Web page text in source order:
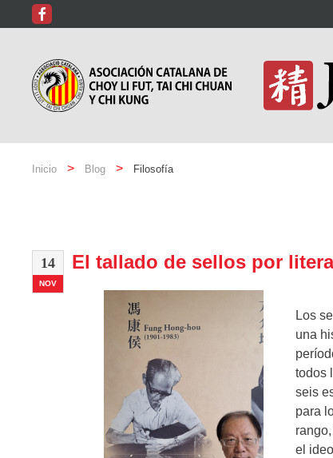
Inicio Blog Filosofía
14
NOV
El tallado de sellos por
Los
una
todos
seis
para
el